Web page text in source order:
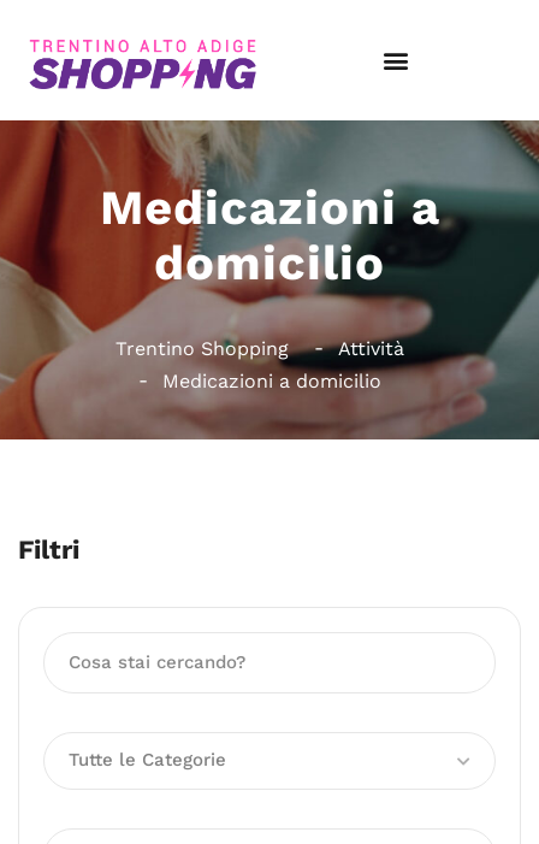
Medicazioni a
domicilio
Trentino Shopping
Attività
Medicazioni a domicilio
Filtri
Tutte le Categorie